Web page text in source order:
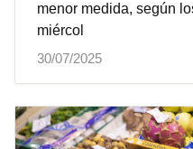
menor medida, según
miércol
30/07/2025